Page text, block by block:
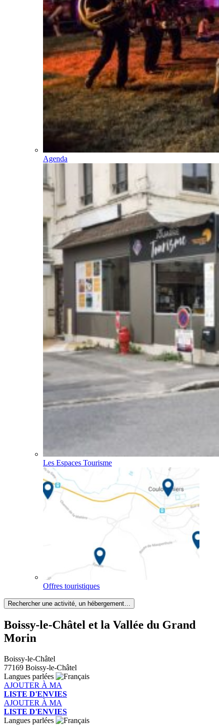
Agenda
Les Espaces Tourisme
Offres touristiques
Rechercher une activité, un hébergement…
Boissy-le-Châtel et la Vallée du Grand
Morin
Boissy-le-Châtel
77169 Boissy-le-Châtel
Langues parlées
AJOUTER À MA
LISTE D'ENVIES
AJOUTER À MA
LISTE D'ENVIES
Langues parlées